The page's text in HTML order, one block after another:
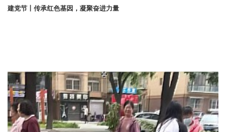
建党节丨传承红色基因，凝聚奋进力量